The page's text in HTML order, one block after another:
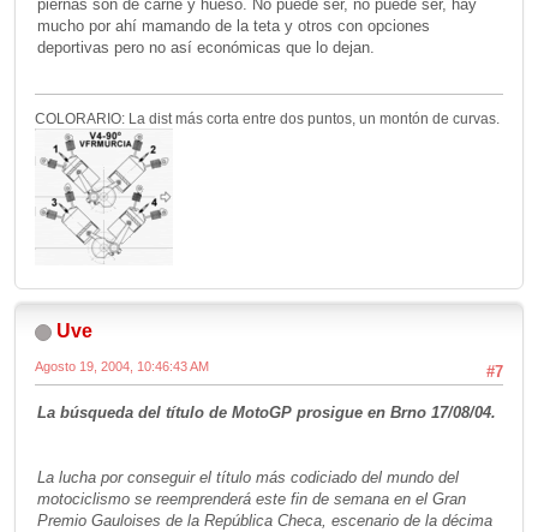
piernas son de carne y hueso. No puede ser, no puede ser, hay
mucho por ahí mamando de la teta y otros con opciones
deportivas pero no así económicas que lo dejan.
COLORARIO: La dist más corta entre dos puntos, un montón de curvas.
Uve
#7
Agosto 19, 2004, 10:46:43 AM
La búsqueda del título de MotoGP prosigue en Brno 17/08/04.
La lucha por conseguir el título más codiciado del mundo del
motociclismo se reemprenderá este fin de semana en el Gran
Premio Gauloises de la República Checa, escenario de la décima